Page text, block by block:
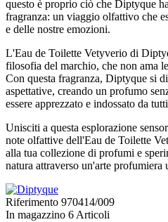
questo è proprio ciò che Diptyque
fragranza: un viaggio olfattivo che
e delle nostre emozioni.
L'Eau de Toilette Vetyverio di
filosofia del marchio, che non ama
Con questa fragranza, Diptyque si
aspettative, creando un profumo
essere apprezzato e indossato da
Unisciti a questa esplorazione
note olfattive dell'Eau de Toilette
alla tua collezione di profumi e
natura attraverso un'arte profumiera
Riferimento 970414/009
In magazzino 6 Articoli